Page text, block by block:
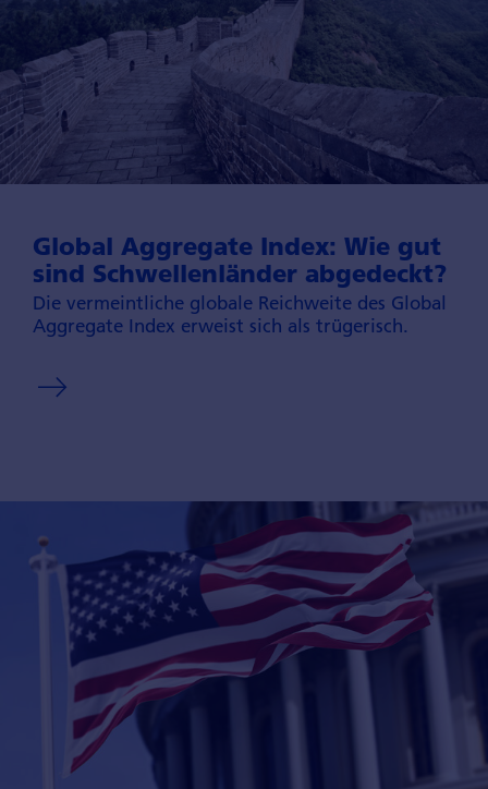
Global Aggre­gate Index: Wie gut
sind Schwellen­länder abgedeckt?
Die vermeintliche globale Reichweite des Global
Aggregate Index erweist sich als trügerisch.